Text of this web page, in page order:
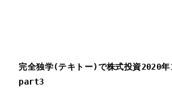
完全独学(テキトー)で株式投資2020年
part3